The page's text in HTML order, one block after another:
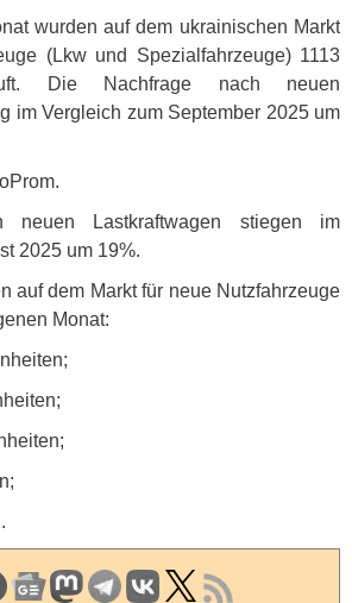
wurden auf dem ukrainischen Markt
(Lkw und Spezialfahrzeuge) 1113
Die Nachfrage nach neuen
im Vergleich zum September 2025 um
neuen Lastkraftwagen stiegen im
2025 um 19%.
auf dem Markt für neue Nutzfahrzeuge
Monat: